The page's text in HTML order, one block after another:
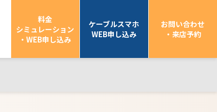
料金
シミュレーション
・WEB申し込み
ケーブルスマホ
WEB申し込み
お問い合わせ
・来店予約